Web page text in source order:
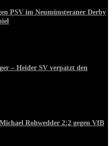
PSV im Neumünsteraner Derby
– Heider SV verpatzt den
Rohwedder 2:2 gegen VfB